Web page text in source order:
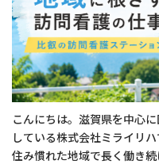
こんにちは。滋賀県を中心
している株式会社ミライリハ
住み慣れた地域で長く働き続